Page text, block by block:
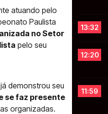
atuando pelo
Paulista
no Setor
pelo seu
demonstrou seu
se faz presente
organizadas.
13:32
12:20
11:59